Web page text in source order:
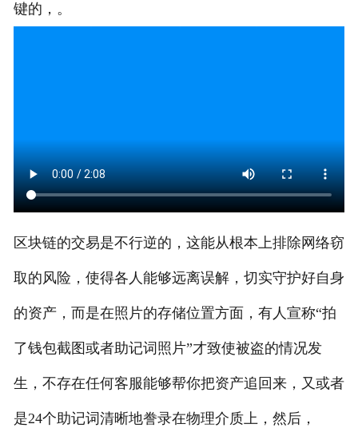
键的，。
区块链的交易是不行逆的，这能从根本上排除网络窃
取的风险，使得各人能够远离误解，切实守护好自身
的资产，而是在照片的存储位置方面，有人宣称“拍
了钱包截图或者助记词照片”才致使被盗的情况发
生，不存在任何客服能够帮你把资产追回来，又或者
是24个助记词清晰地誊录在物理介质上，然后，